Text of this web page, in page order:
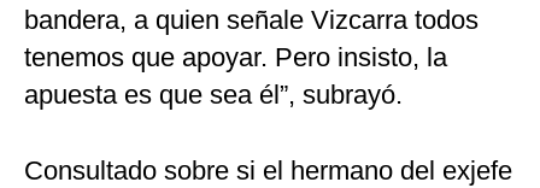
bandera, a quien señale Vizcarra todos
tenemos que apoyar. Pero insisto, la
apuesta es que sea él”, subrayó.
Consultado sobre si el hermano del exjefe